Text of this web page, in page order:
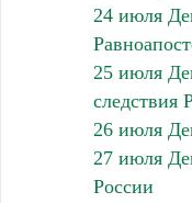
24 июля
25 июля
следствия
26 июля
27 июля
России